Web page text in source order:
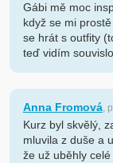
Gábi mě moc
když se mi
se hrát s outfity
teď vidím
Anna Fromová,
Kurz byl skvělý,
mluvila z duše a
že už uběhly